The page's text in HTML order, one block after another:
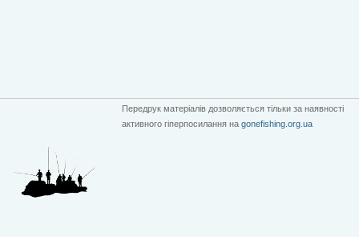
Передрук матеріалів дозволяється тільки за наявності
активного гіперпосилання на gonefishing.org.ua